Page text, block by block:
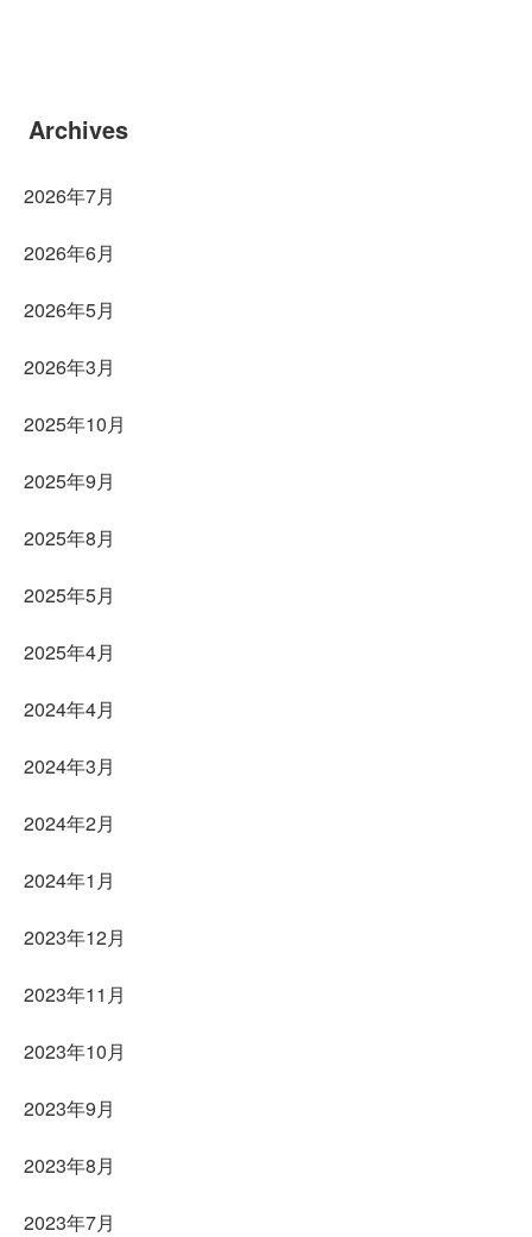
Archives
2026年7月
2026年6月
2026年5月
2026年3月
2025年10月
2025年9月
2025年8月
2025年5月
2025年4月
2024年4月
2024年3月
2024年2月
2024年1月
2023年12月
2023年11月
2023年10月
2023年9月
2023年8月
2023年7月